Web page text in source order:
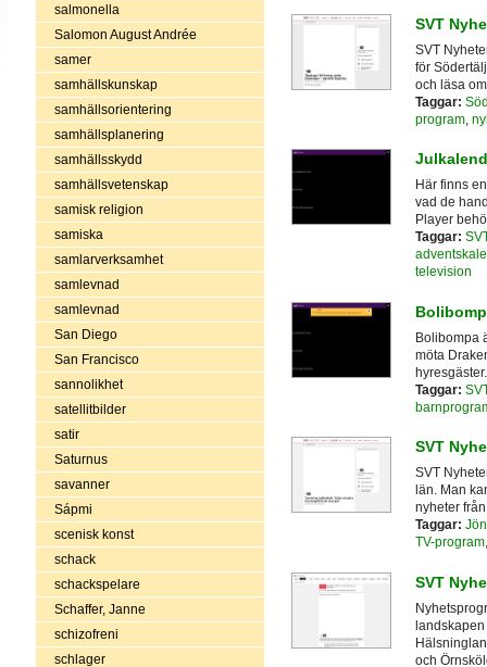
salmonella
Salomon August Andrée
samer
samhällskunskap
samhällsorientering
samhällsplanering
samhällsskydd
samhällsvetenskap
samisk religion
samiska
samlarverksamhet
samlevnad
samlevnad
San Diego
San Francisco
sannolikhet
satellitbilder
satir
Saturnus
savanner
Sápmi
scenisk konst
schack
schackspelare
Schaffer, Janne
schizofreni
schlager
SVT
SVT
för
och läsa
Taggar:
program,
Här finns
vad de
Player
Taggar:
television
Bolibompa
möta
Taggar:
SVT
SVT
län. Man
nyheter
Taggar:
TV-program
SVT
och